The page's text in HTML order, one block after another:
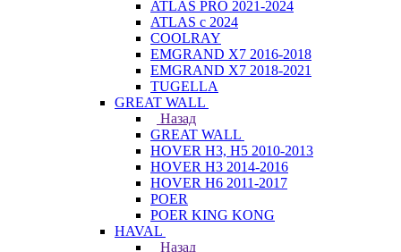
ATLAS PRO 2021-2024
ATLAS с 2024
COOLRAY
EMGRAND X7 2016-2018
EMGRAND X7 2018-2021
TUGELLA
GREAT WALL
Назад
GREAT WALL
HOVER H3, H5 2010-2013
HOVER H3 2014-2016
HOVER H6 2011-2017
POER
POER KING KONG
HAVAL
Назад